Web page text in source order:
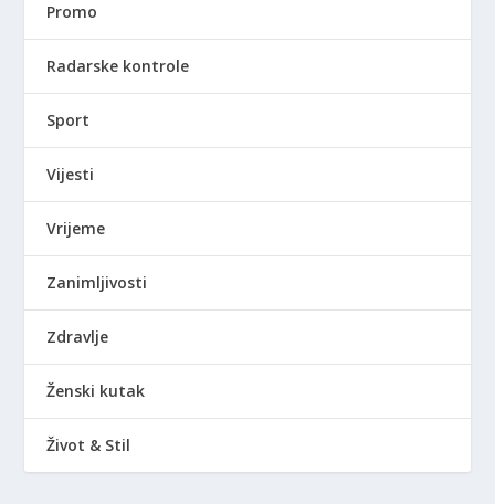
Promo
Radarske kontrole
Sport
Vijesti
Vrijeme
Zanimljivosti
Zdravlje
Ženski kutak
Život & Stil